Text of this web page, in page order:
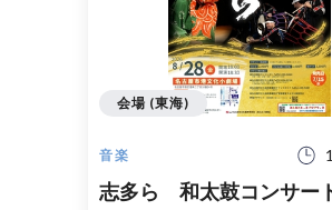
音楽
志多ら 和太鼓コンサー
会場 (東海)